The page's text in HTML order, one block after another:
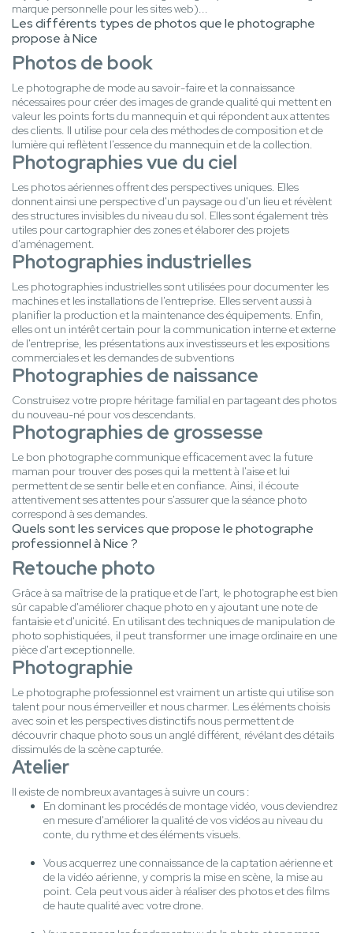
marque personnelle pour les sites web)...
Les différents types de photos que le photographe
propose à Nice
Photos de book
Le photographe de mode au savoir-faire et la connaissance
nécessaires pour créer des images de grande qualité qui mettent en
valeur les points forts du mannequin et qui répondent aux attentes
des clients. Il utilise pour cela des méthodes de composition et de
lumière qui reflètent l'essence du mannequin et de la collection.
Photographies vue du ciel
Les photos aériennes offrent des perspectives uniques. Elles
donnent ainsi une perspective d'un paysage ou d'un lieu et révèlent
des structures invisibles du niveau du sol. Elles sont également très
utiles pour cartographier des zones et élaborer des projets
d'aménagement.
Photographies industrielles
Les photographies industrielles sont utilisées pour documenter les
machines et les installations de l'entreprise. Elles servent aussi à
planifier la production et la maintenance des équipements. Enfin,
elles ont un intérêt certain pour la communication interne et externe
de l'entreprise, les présentations aux investisseurs et les expositions
commerciales et les demandes de subventions
Photographies de naissance
Construisez votre propre héritage familial en partageant des photos
du nouveau-né pour vos descendants.
Photographies de grossesse
Le bon photographe communique efficacement avec la future
maman pour trouver des poses qui la mettent à l'aise et lui
permettent de se sentir belle et en confiance. Ainsi, il écoute
attentivement ses attentes pour s'assurer que la séance photo
correspond à ses demandes.
Quels sont les services que propose le photographe
professionnel à Nice ?
Retouche photo
Grâce à sa maîtrise de la pratique et de l'art, le photographe est bien
sûr capable d'améliorer chaque photo en y ajoutant une note de
fantaisie et d'unicité. En utilisant des techniques de manipulation de
photo sophistiquées, il peut transformer une image ordinaire en une
pièce d'art exceptionnelle.
Photographie
Le photographe professionnel est vraiment un artiste qui utilise son
talent pour nous émerveiller et nous charmer. Les éléments choisis
avec soin et les perspectives distinctifs nous permettent de
découvrir chaque photo sous un anglé différent, révélant des détails
dissimulés de la scène capturée.
Atelier
Il existe de nombreux avantages à suivre un cours :
En dominant les procédés de montage vidéo, vous deviendrez
en mesure d'améliorer la qualité de vos vidéos au niveau du
conte, du rythme et des éléments visuels.
Vous acquerrez une connaissance de la captation aérienne et
de la vidéo aérienne, y compris la mise en scène, la mise au
point. Cela peut vous aider à réaliser des photos et des films
de haute qualité avec votre drone.